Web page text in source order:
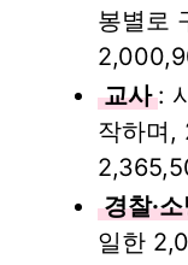
봉별로
교사 :
작하며,
경찰·
일한